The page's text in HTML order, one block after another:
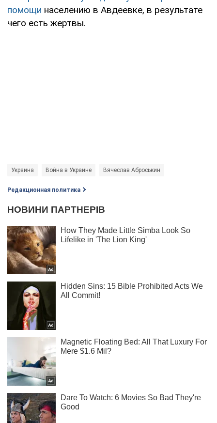
помощи населению в Авдеевке, в результате
чего есть жертвы.
Украина Война в Украине Вячеслав Аброськин
Редакционная политика